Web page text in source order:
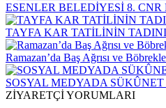
ESENLER BELEDİYESİ 8.
TAYFA KAR TATİLİNİN
Ramazan’da Baş Ağrısı ve
SOSYAL MEDYADA
ZİYARETÇİ YORUMLARI